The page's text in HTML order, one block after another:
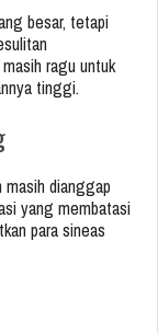
besar, tetapi
ragu untuk
tinggi.
masih dianggap
yang membatasi
para sineas